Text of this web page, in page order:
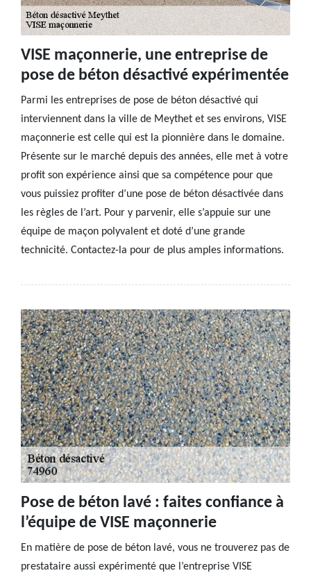
VISE maçonnerie, une entreprise de
pose de béton désactivé expérimentée
Parmi les entreprises de pose de béton désactivé qui
interviennent dans la ville de Meythet et ses environs, VISE
maçonnerie est celle qui est la pionnière dans le domaine.
Présente sur le marché depuis des années, elle met à votre
profit son expérience ainsi que sa compétence pour que
vous puissiez profiter d’une pose de béton désactivée dans
les règles de l’art. Pour y parvenir, elle s’appuie sur une
équipe de maçon polyvalent et doté d’une grande
technicité. Contactez-la pour de plus amples informations.
Pose de béton lavé : faites confiance à
l’équipe de VISE maçonnerie
En matière de pose de béton lavé, vous ne trouverez pas de
prestataire aussi expérimenté que l’entreprise VISE